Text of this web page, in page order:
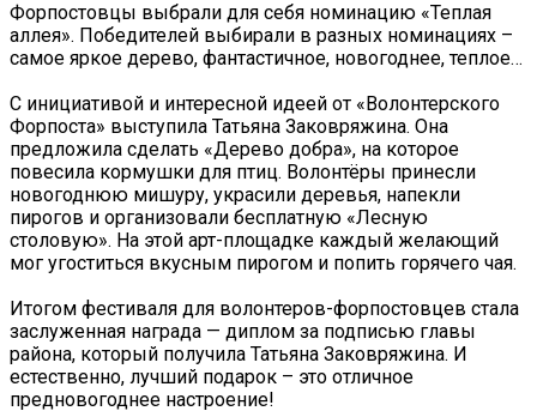
Форпостовцы выбрали для себя номинацию «Теплая
аллея». Победителей выбирали в разных номинациях –
самое яркое дерево, фантастичное, новогоднее, теплое…
С инициативой и интересной идеей от «Волонтерского
Форпоста» выступила Татьяна Заковряжина. Она
предложила сделать «Дерево добра», на которое
повесила кормушки для птиц. Волонтёры принесли
новогоднюю мишуру, украсили деревья, напекли
пирогов и организовали бесплатную «Лесную
столовую». На этой арт-площадке каждый желающий
мог угоститься вкусным пирогом и попить горячего чая.
Итогом фестиваля для волонтеров-форпостовцев стала
заслуженная награда — диплом за подписью главы
района, который получила Татьяна Заковряжина. И
естественно, лучший подарок – это отличное
предновогоднее настроение!